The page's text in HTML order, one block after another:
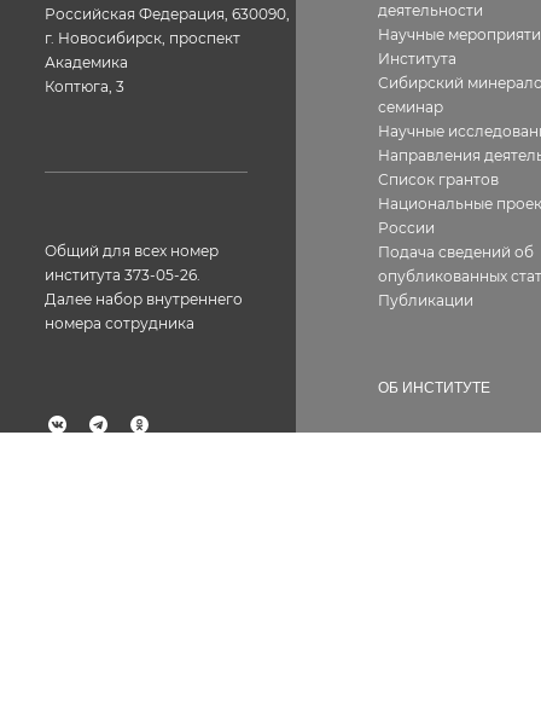
Российская Федерация, 630090,
г. Новосибирск, проспект
Академика
Коптюга, 3
Общий для всех номер
института 373-05-26.
Далее набор внутреннего
номера сотрудника
деятельности
Научные
Института
Сибирский
семинар
Научные
Направления
Список грантов
Национальные
России
Подача сведений об
опубликованных
Публикации
ОБ ИНСТИТУТЕ